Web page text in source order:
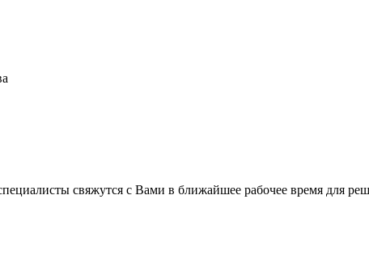
свяжутся с Вами в ближайшее рабочее время для